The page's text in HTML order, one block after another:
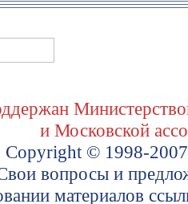
и Московской
Copyright © 1998-
вопросы и
материалов